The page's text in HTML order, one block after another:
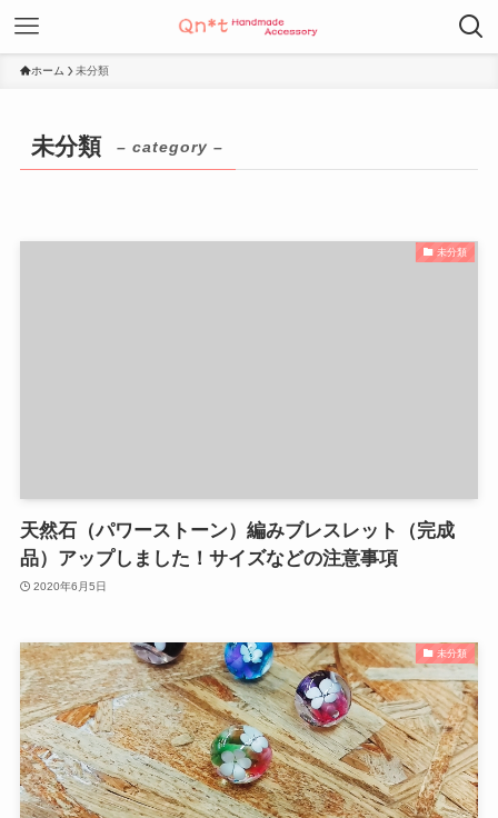
ホーム 未分類
未分類 – category –
未分類
天然石（パワーストーン）編みブレスレット（完成
品）アップしました！サイズなどの注意事項
2020年6月5日
未分類